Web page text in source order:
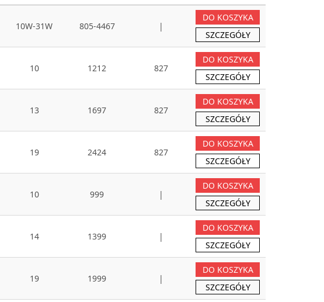
10W-31W 805-4467 |
DO KOSZYKA
SZCZEGÓŁY
10 1212 827
DO KOSZYKA
SZCZEGÓŁY
13 1697 827
DO KOSZYKA
SZCZEGÓŁY
19 2424 827
DO KOSZYKA
SZCZEGÓŁY
10 999 |
DO KOSZYKA
SZCZEGÓŁY
14 1399 |
DO KOSZYKA
SZCZEGÓŁY
19 1999 |
DO KOSZYKA
SZCZEGÓŁY